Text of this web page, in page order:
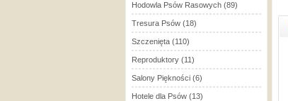
Hodowla Psów Rasowych (89)
Tresura Psów (18)
Szczenięta (110)
Reproduktory (11)
Salony Piękności (6)
Hotele dla Psów (13)